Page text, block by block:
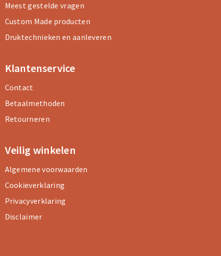
Meest gestelde vragen
Custom Made producten
Druktechnieken en aanleveren
Klantenservice
Contact
Betaalmethoden
Retourneren
Veilig winkelen
Algemene voorwaarden
Cookieverklaring
Privacyverklaring
Disclaimer